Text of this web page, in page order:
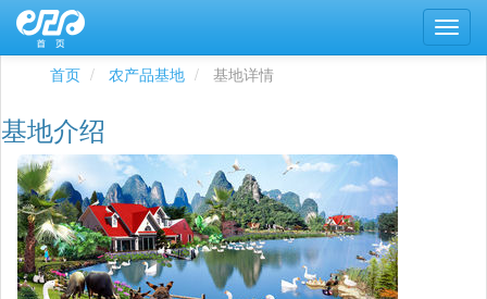
首页 农产品基地 基地详情
基地介绍